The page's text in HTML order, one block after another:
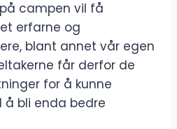
campen vil få
erfarne og
blant annet vår egen
får derfor de
for å kunne
å bli enda bedre